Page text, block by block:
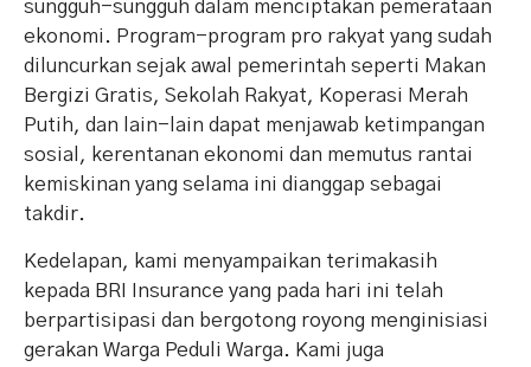
sungguh-sungguh dalam menciptakan pemerataan
ekonomi. Program-program pro rakyat yang sudah
diluncurkan sejak awal pemerintah seperti Makan
Bergizi Gratis, Sekolah Rakyat, Koperasi Merah
Putih, dan lain-lain dapat menjawab ketimpangan
sosial, kerentanan ekonomi dan memutus rantai
kemiskinan yang selama ini dianggap sebagai
takdir.
Kedelapan, kami menyampaikan terimakasih
kepada BRI Insurance yang pada hari ini telah
berpartisipasi dan bergotong royong menginisiasi
gerakan Warga Peduli Warga. Kami juga